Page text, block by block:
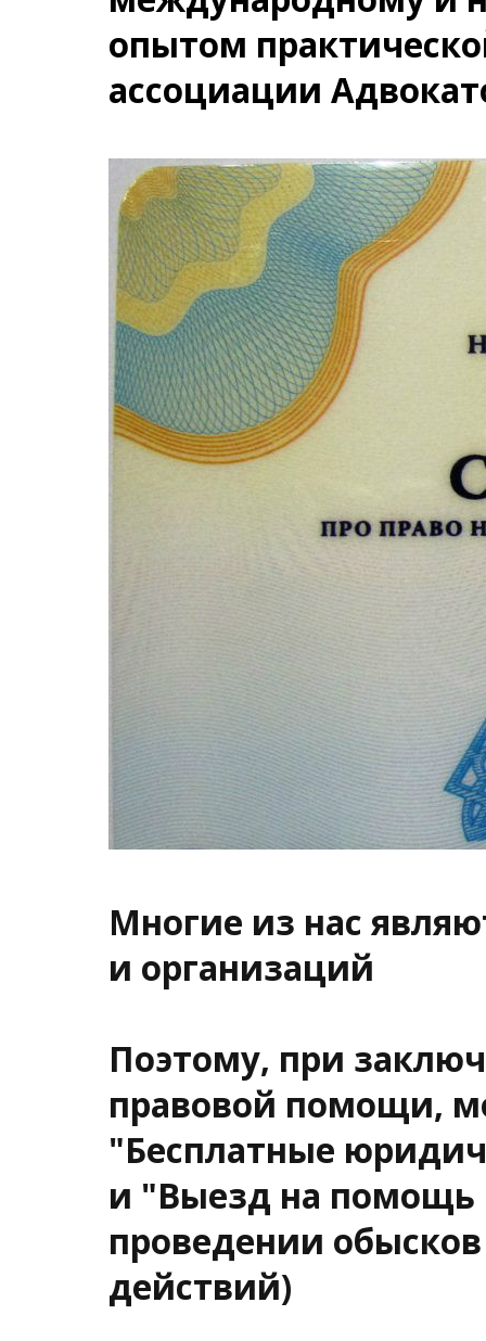
опытом
ассоциации
Многие из нас
и организаций
Поэтому, при
правовой помощи,
"Бесплатные
и "Выезд на помощь
проведении
действий)